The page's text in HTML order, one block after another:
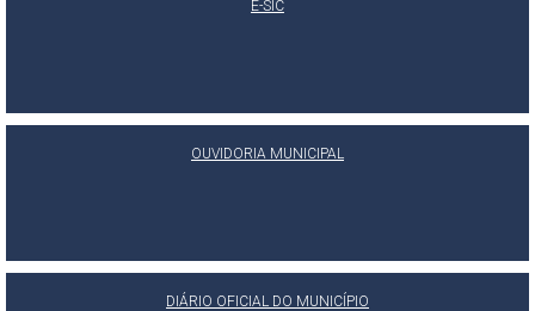
E-SIC
OUVIDORIA MUNICIPAL
DIÁRIO OFICIAL DO MUNICÍPIO